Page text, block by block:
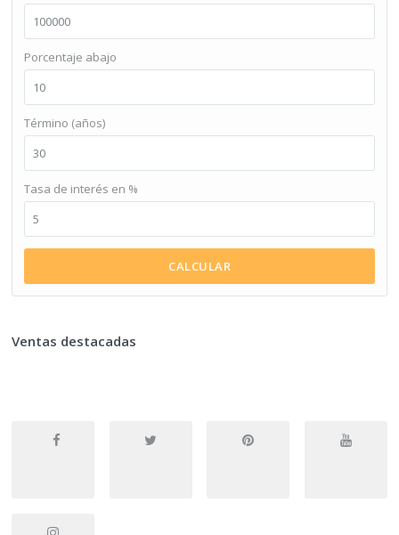
Porcentaje abajo
Término (años)
Tasa de interés en %
CALCULAR
Ventas destacadas